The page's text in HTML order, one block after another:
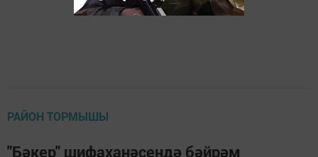
РАЙОН ТОРМЫШЫ
"Бәкер" шифаханәсендә бәйрәм